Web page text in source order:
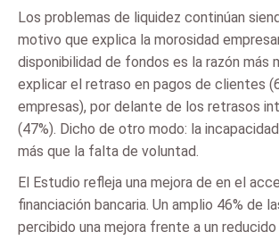
Los problemas de liquidez continúan
motivo que explica la morosidad
disponibilidad de fondos es la razón más
explicar el retraso en pagos de clientes
empresas), por delante de los retrasos
(47%). Dicho de otro modo: la
más que la falta de voluntad.
El Estudio refleja una mejora de en el
financiación bancaria. Un amplio 46% de
percibido una mejora frente a un